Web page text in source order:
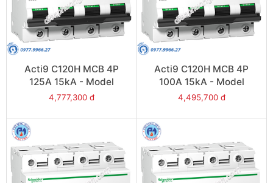
Acti9 C120H MCB 4P
125A 15kA - Model
A9N18481
4,777,300 đ
Acti9 C120H MCB 4P
100A 15kA - Model
A9N18480
4,495,700 đ